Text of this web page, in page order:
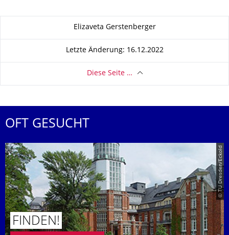
Zu dieser SeiteElizaveta Gerstenberger
Letzte Änderung: 16.12.2022
Diese Seite …
OFT GESUCHT
© TU Dresden/Eckold
FINDEN!